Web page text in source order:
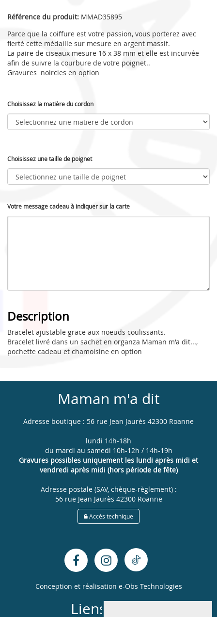
Référence du produit: MMAD35895
Parce que la coiffure est votre passion, vous porterez avec
fierté cette médaille sur mesure en argent massif.
La paire de ciseaux mesure 16 x 38 mm et elle est incurvée
afin de suivre la courbure de votre poignet..
Gravures noircies en option
Choisissez la matière du cordon
Choisissez une taille de poignet
Votre message cadeau à indiquer sur la carte
Description
Bracelet ajustable grace aux noeuds coulissants.
Bracelet livré dans un sachet en organza Maman m'a dit...,
pochette cadeau et chamoisine en option
Maman m'a dit
Adresse boutique : 56 rue Jean Jaurès 42300 Roanne
lundi 14h-18h
du mardi au samedi 10h-12h / 14h-19h
Gravures possibles uniquement les lundi après midi et
vendredi après midi (hors période de fête)
Adresse postale (SAV, chèque-règlement) :
56 rue Jean Jaurès 42300 Roanne
Accès technique
Conception et réalisation e-Obs Technologies
Liens utiles